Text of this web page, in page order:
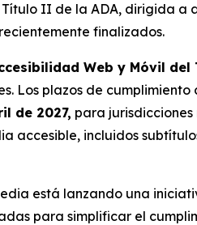
II de la ADA, dirigida a
finalizados.
Web y Móvil
Los plazos de cumplimiento
de 2027, para
accesible, incluidos
está lanzando una
para simplificar el